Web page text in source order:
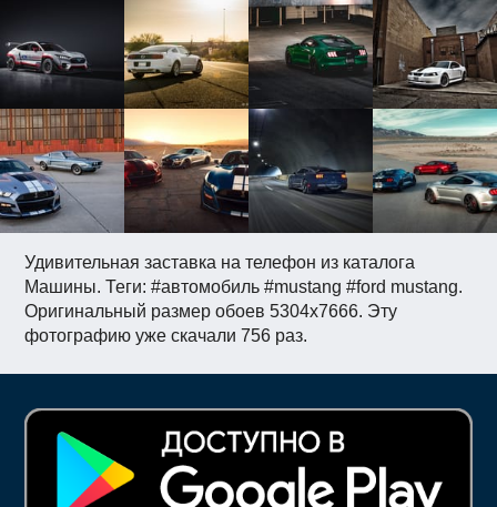
Удивительная заставка на телефон из каталога
Машины. Теги: #автомобиль #mustang #ford mustang.
Оригинальный размер обоев 5304x7666. Эту
фотографию уже скачали 756 раз.